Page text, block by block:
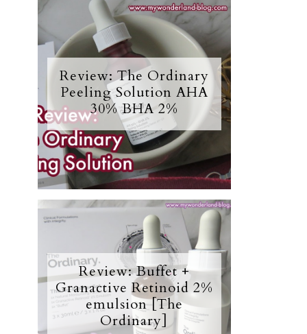
Review: The Ordinary
Peeling Solution AHA
30% BHA 2%
Review: Buffet +
Granactive Retinoid 2%
emulsion [The
Ordinary]